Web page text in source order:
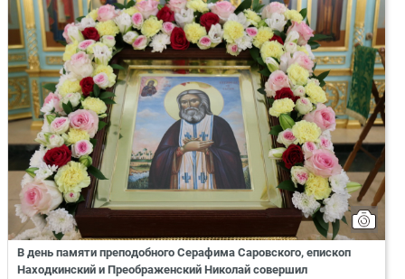
В день памяти преподобного Серафима Саровского, епископ
Находкинский и Преображенский Николай совершил